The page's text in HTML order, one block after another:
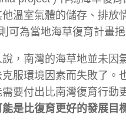
溫室氣體的儲存、排
可為當地海草復育計畫
，南灣的海草地並未
服環境因素而失敗了
要付出比南灣復育行動
是比復育更好的發展目